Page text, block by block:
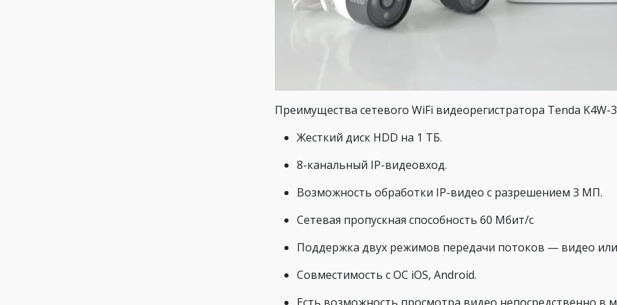
Преимущества сетевого WiFi видеорегистратора Tenda K4W-
Жесткий диск HDD на 1 ТБ.
8-канальный IP-видеовход.
Возможность обработки IP-видео с разрешением 3 МП.
Сетевая пропускная способность 60 Мбит/с
Поддержка двух режимов передачи потоков — видео
Совместимость с ОС iOS, Android.